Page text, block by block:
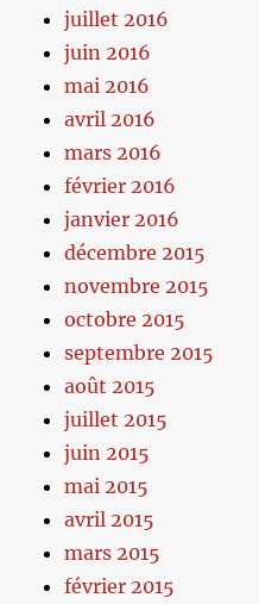
juillet 2016
juin 2016
mai 2016
avril 2016
mars 2016
février 2016
janvier 2016
décembre 2015
novembre 2015
octobre 2015
septembre 2015
août 2015
juillet 2015
juin 2015
mai 2015
avril 2015
mars 2015
février 2015